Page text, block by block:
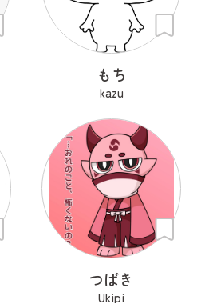
もち
kazu
つばき
Ukipi